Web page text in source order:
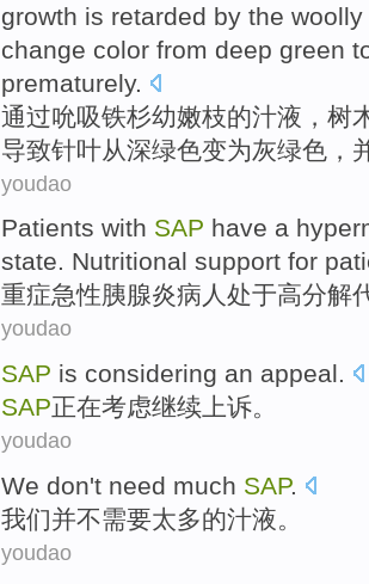
growth is retarded by the woolly
change color from deep green
prematurely.
通过吮吸铁杉幼嫩枝的汁液， 树
导致针叶从深绿色变为灰绿色 ，
youdao
Patients with SAP have a
state. Nutritional support for
重症急性胰腺炎病人 处于高分解
youdao
SAP is considering an appeal.
SAP正在考虑继续上诉。
youdao
We don't need much SAP.
我们并不需要太多的汁液。
youdao